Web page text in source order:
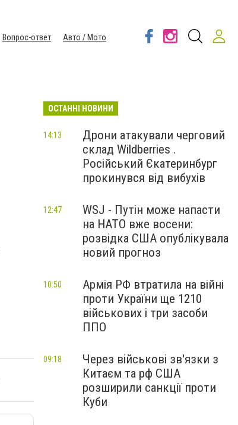
Вопрос-ответ
Авто / Мото
ОСТАННІ НОВИНИ
Дрони атакували черговий
склад Wildberries .
Російський Єкатеринбург
прокинувся від вибухів
14:13
WSJ - Путін може напасти
на НАТО вже восени:
розвідка США опублікувала
новий прогноз
12:47
Армія РФ втратила на війні
проти України ще 1210
військових і три засоби
ППО
10:50
Через військові зв'язки з
Китаєм та рф США
розширили санкції проти
Куби
09:18